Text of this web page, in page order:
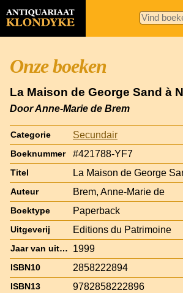
Onze boeken
La Maison de George Sand à
Door Anne-Marie de Brem
Categorie Secundair
Boeknummer #421788-YF7
Titel La Maison de George
Auteur Brem, Anne-Marie de
Boektype Paperback
Uitgeverij Editions du Patrimoine
Jaar van uitgave 1999
ISBN10 2858222894
ISBN13 9782858222896